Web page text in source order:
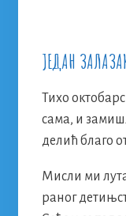
ЈЕДАН
Тихо
сама, и
делић благо
Мисли ми
раног